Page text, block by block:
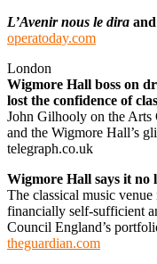
L’Avenir nous le dira and
operatoday.com
London
Wigmore Hall boss on
lost the confidence of
John Gilhooly on the Arts
and the Wigmore Hall’s
telegraph.co.uk
Wigmore Hall says it
The classical music
financially self-sufficient
Council England’s
theguardian.com